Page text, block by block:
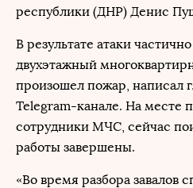
республики (ДНР) Денис
В результате атаки
двухэтажный
произошел пожар, написал
Telegram-канале. На месте
сотрудники МЧС, сейчас
работы завершены.
«Во время разбора завалов